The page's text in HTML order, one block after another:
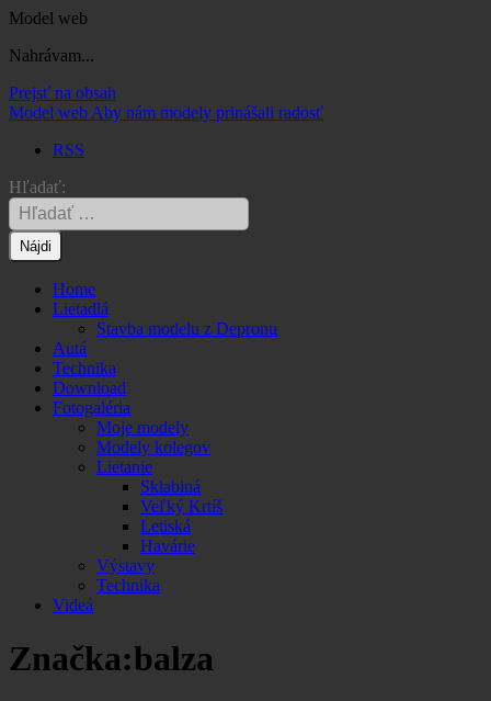
Model web
Nahrávam...
Prejsť na obsah
Model web Aby nám modely prinášali radosť
RSS
Hľadať:
Home
Lietadlá
Stavba modelu z Depronu
Autá
Technika
Download
Fotogaléria
Moje modely
Modely kolegov
Lietanie
Sklabiná
Veľký Krtíš
Letiská
Havárie
Výstavy
Technika
Videá
Značka:balza